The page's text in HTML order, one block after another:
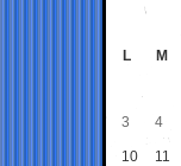
L M
3 4
10 11